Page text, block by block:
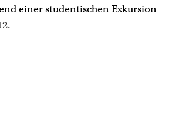
einer studentischen Exkursion